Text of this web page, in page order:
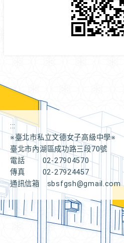
:::
※臺北市私立文德女子高級中學※
臺北市內湖區成功路三段70號
電話
02-27904570
傳真
02-27924457
通訊信箱
sbsfgsh@gmail.com